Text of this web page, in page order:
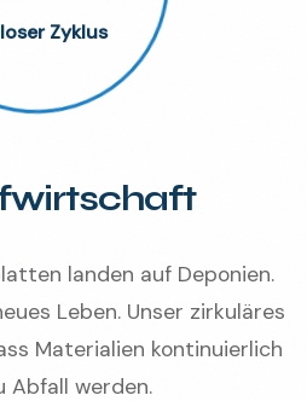
landen auf Deponien.
Leben. Unser zirkuläres
Materialien kontinuierlich
Abfall werden.
Zyklus